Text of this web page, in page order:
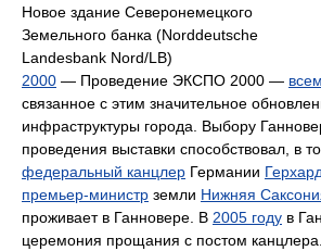
Новое здание Северонемецкого
Земельного банка (Norddeutsche
Landesbank Nord/LB)
2000 — Проведение ЭКСПО 2000 —
связанное с этим значительное
инфраструктуры города. Выбору
проведения выставки способствовал, в
федеральный канцлер Германии
премьер-министр земли Нижняя
проживает в Ганновере. В 2005 году в
церемония прощания с постом канцлера.